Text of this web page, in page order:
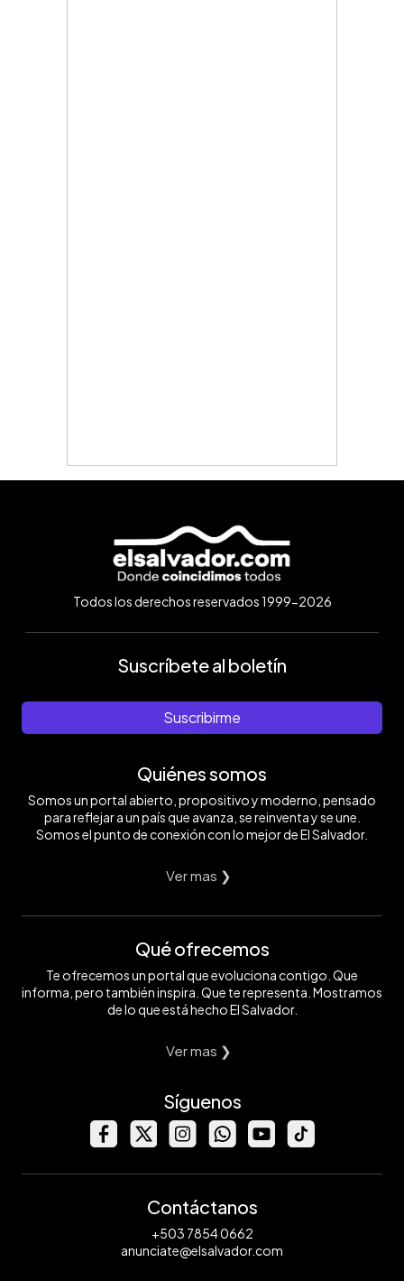
Todos los derechos reservados 1999-2026
Suscríbete al boletín
Suscribirme
Quiénes somos
Somos un portal abierto, propositivo y moderno, pensado
para reflejar a un país que avanza, se reinventa y se une.
Somos el punto de conexión con lo mejor de El Salvador.
Ver mas ❯
Qué ofrecemos
Te ofrecemos un portal que evoluciona contigo. Que
informa, pero también inspira. Que te representa. Mostramos
de lo que está hecho El Salvador.
Ver mas ❯
Síguenos
Contáctanos
+503 7854 0662
anunciate@elsalvador.com